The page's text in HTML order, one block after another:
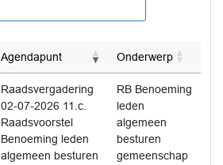
Agendapunt Onderwerp
Raadsvergadering
02-07-2026 11.c.
Raadsvoorstel
Benoeming leden
algemeen besturen
RB Benoeming
leden
algemeen
besturen
gemeenschap